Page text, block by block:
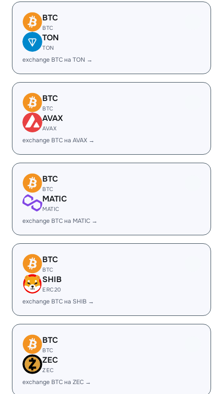
BTC
BTC
TON
TON
exchange BTC на TON →
BTC
BTC
AVAX
AVAX
exchange BTC на AVAX →
BTC
BTC
MATIC
MATIC
exchange BTC на MATIC →
BTC
BTC
SHIB
ERC20
exchange BTC на SHIB →
BTC
BTC
ZEC
ZEC
exchange BTC на ZEC →